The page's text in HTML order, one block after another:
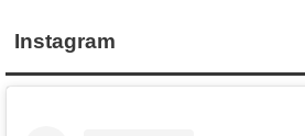
Instagram